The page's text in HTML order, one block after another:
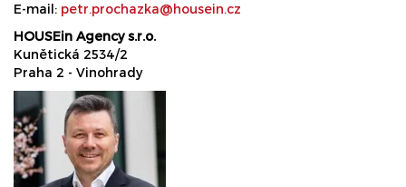
E-mail: petr.prochazka@housein.cz
HOUSEin Agency s.r.o.
Kunětická 2534/2
Praha 2 - Vinohrady